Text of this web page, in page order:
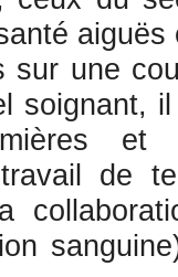
sur une
soignant,
de